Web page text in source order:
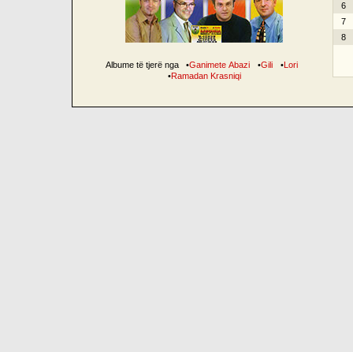
Albume të tjerë nga •Ganimete Abazi •Gili •Lori
•Ramadan Krasniqi
6
7
8